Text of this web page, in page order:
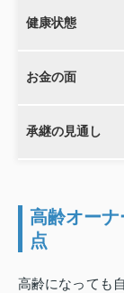
健康状態
お金の面
承継の見通し
高齢オー
点
高齢になっても